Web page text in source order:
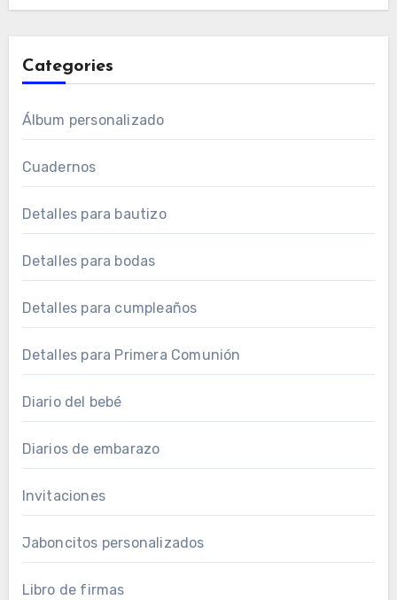
Categories
Álbum personalizado
Cuadernos
Detalles para bautizo
Detalles para bodas
Detalles para cumpleaños
Detalles para Primera Comunión
Diario del bebé
Diarios de embarazo
Invitaciones
Jaboncitos personalizados
Libro de firmas